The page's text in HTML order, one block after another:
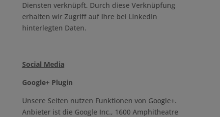
Diensten verknüpft. Durch diese Verknüpfung
erhalten wir Zugriff auf Ihre bei LinkedIn
hinterlegten Daten.
Social Media
Google+ Plugin
Unsere Seiten nutzen Funktionen von Google+.
Anbieter ist die Google Inc., 1600 Amphitheatre